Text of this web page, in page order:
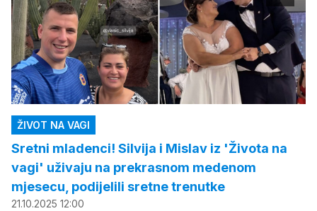
ŽIVOT NA VAGI
Sretni mladenci! Silvija i Mislav iz 'Života na
vagi' uživaju na prekrasnom medenom
mjesecu, podijelili sretne trenutke
21.10.2025 12:00